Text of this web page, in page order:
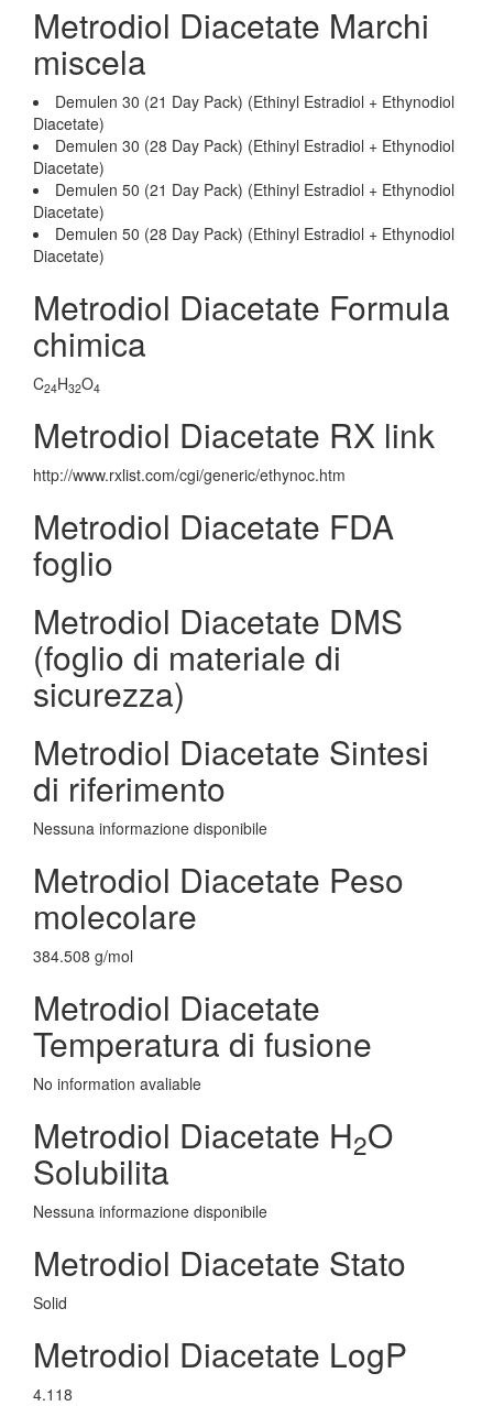
Metrodiol Diacetate Marchi
miscela
Demulen 30 (21 Day Pack) (Ethinyl Estradiol + Ethynodiol
Diacetate)
Demulen 30 (28 Day Pack) (Ethinyl Estradiol + Ethynodiol
Diacetate)
Demulen 50 (21 Day Pack) (Ethinyl Estradiol + Ethynodiol
Diacetate)
Demulen 50 (28 Day Pack) (Ethinyl Estradiol + Ethynodiol
Diacetate)
Metrodiol Diacetate Formula
chimica
C24H32O4
Metrodiol Diacetate RX link
http://www.rxlist.com/cgi/generic/ethynoc.htm
Metrodiol Diacetate FDA
foglio
Metrodiol Diacetate DMS
(foglio di materiale di
sicurezza)
Metrodiol Diacetate Sintesi
di riferimento
Nessuna informazione disponibile
Metrodiol Diacetate Peso
molecolare
384.508 g/mol
Metrodiol Diacetate
Temperatura di fusione
No information avaliable
Metrodiol Diacetate H2O
Solubilita
Nessuna informazione disponibile
Metrodiol Diacetate Stato
Solid
Metrodiol Diacetate LogP
4.118